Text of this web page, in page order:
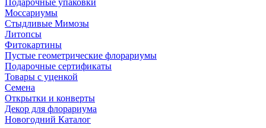
Подарочные упаковки
Моссариумы
Стыдливые Мимозы
Литопсы
Фитокартины
Пустые геометрические флорариумы
Подарочные сертификаты
Товары с уценкой
Семена
Открытки и конверты
Декор для флорариума
Новогодний Каталог